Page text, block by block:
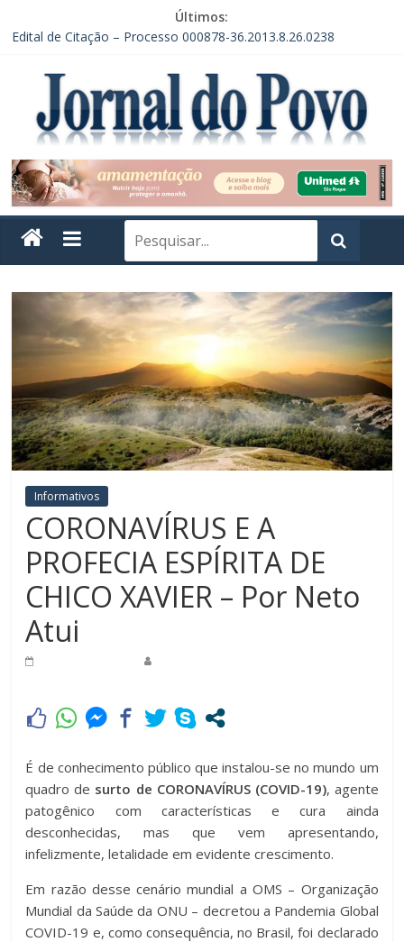
Últimos:
Edital de Citação – Processo 000878-36.2013.8.26.0238
Publicação
EDITAL DE CONVOCAÇÃO DE ASSEMBLEIA GERAL DE
FUNDAÇÃO – INSTITUTO VERDE HORIZONTE
CONVOCAÇÃO EM RECLAMAÇÃO POR DEPENDÊNCIA DE
ACORDO
EDITAL DE CITAÇÃO – PRAZO DE 30 DIAS. PROCESSO Nº
0004295-60.2014.8.26.0238
Informativos
CORONAVÍRUS E A
PROFECIA ESPÍRITA DE
CHICO XAVIER – Por Neto
Atui
É de conhecimento público que instalou-se no mundo um
quadro de surto de CORONAVÍRUS (COVID-19), agente
patogênico com características e cura ainda
desconhecidas, mas que vem apresentando,
infelizmente, letalidade em evidente crescimento.
Em razão desse cenário mundial a OMS – Organização
Mundial da Saúde da ONU – decretou a Pandemia Global
COVID-19 e, como consequência, no Brasil, foi declarado